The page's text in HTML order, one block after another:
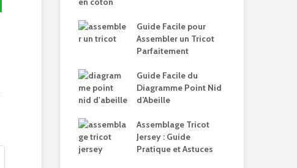
Guide Facile pour
Assembler un Tricot
Parfaitement
Guide Facile du
Diagramme Point Nid
d’Abeille
Assemblage Tricot
Jersey : Guide
Pratique et Astuces